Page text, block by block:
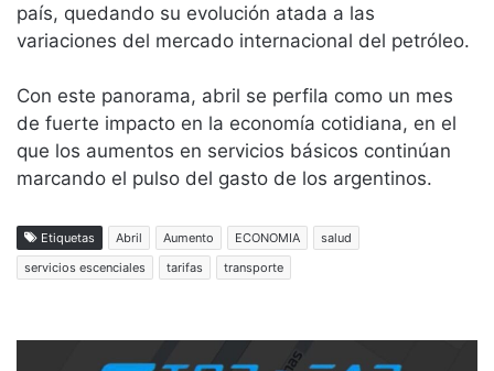
país, quedando su evolución atada a las
variaciones del mercado internacional del petróleo.
Con este panorama, abril se perfila como un mes
de fuerte impacto en la economía cotidiana, en el
que los aumentos en servicios básicos continúan
marcando el pulso del gasto de los argentinos.
Etiquetas Abril Aumento ECONOMIA
salud
servicios escenciales
tarifas transporte